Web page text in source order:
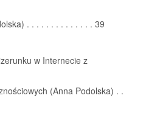
. . . . . . . . . . . . . . 39
w Internecie z
(Anna Podolska) . .